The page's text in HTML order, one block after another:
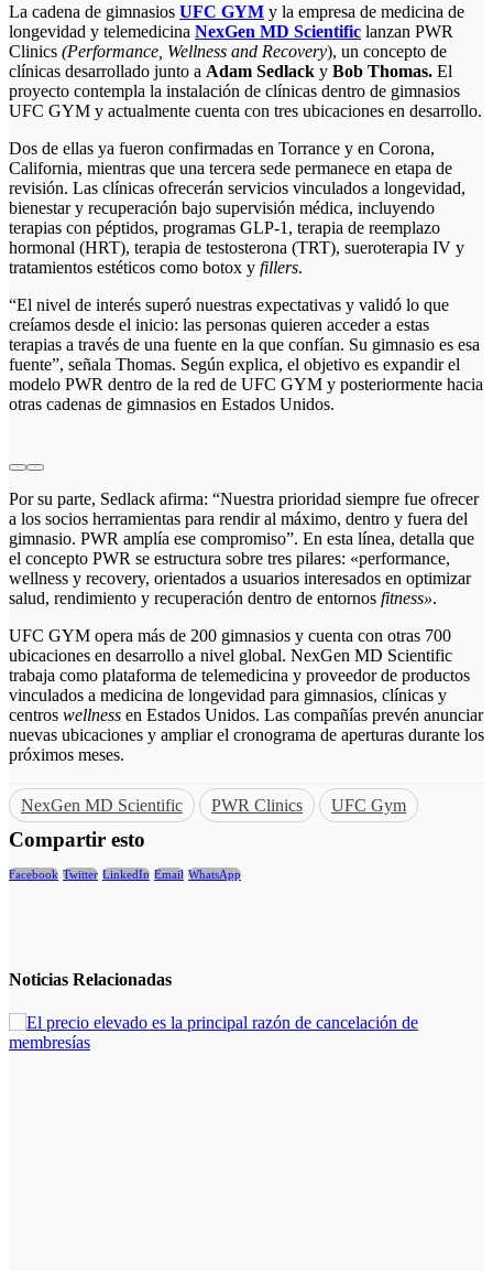
La cadena de gimnasios UFC GYM y la empresa de medicina de
longevidad y telemedicina NexGen MD Scientific lanzan PWR
Clinics (Performance, Wellness and Recovery), un concepto de
clínicas desarrollado junto a Adam Sedlack y Bob Thomas. El
proyecto contempla la instalación de clínicas dentro de gimnasios
UFC GYM y actualmente cuenta con tres ubicaciones en desarrollo.
Dos de ellas ya fueron confirmadas en Torrance y en Corona,
California, mientras que una tercera sede permanece en etapa de
revisión. Las clínicas ofrecerán servicios vinculados a longevidad,
bienestar y recuperación bajo supervisión médica, incluyendo
terapias con péptidos, programas GLP-1, terapia de reemplazo
hormonal (HRT), terapia de testosterona (TRT), sueroterapia IV y
tratamientos estéticos como botox y fillers.
“El nivel de interés superó nuestras expectativas y validó lo que
creíamos desde el inicio: las personas quieren acceder a estas
terapias a través de una fuente en la que confían. Su gimnasio es esa
fuente”, señala Thomas. Según explica, el objetivo es expandir el
modelo PWR dentro de la red de UFC GYM y posteriormente hacia
otras cadenas de gimnasios en Estados Unidos.
Por su parte, Sedlack afirma: “Nuestra prioridad siempre fue ofrecer
a los socios herramientas para rendir al máximo, dentro y fuera del
gimnasio. PWR amplía ese compromiso”. En esta línea, detalla que
el concepto PWR se estructura sobre tres pilares: «performance,
wellness y recovery, orientados a usuarios interesados en optimizar
salud, rendimiento y recuperación dentro de entornos fitness».
UFC GYM opera más de 200 gimnasios y cuenta con otras 700
ubicaciones en desarrollo a nivel global. NexGen MD Scientific
trabaja como plataforma de telemedicina y proveedor de productos
vinculados a medicina de longevidad para gimnasios, clínicas y
centros wellness en Estados Unidos. Las compañías prevén anunciar
nuevas ubicaciones y ampliar el cronograma de aperturas durante los
próximos meses.
NexGen MD Scientific PWR Clinics UFC Gym
Compartir esto
Facebook Twitter LinkedIn Email WhatsApp
Noticias Relacionadas